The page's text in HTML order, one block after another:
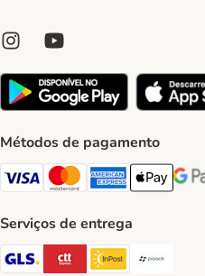
Métodos de pagamento
Visa Payment Method
Mastercard Payment Method
American Express
Apple Pay
Serviços de entrega
GLS Shipping Method
CTTExpressInPost